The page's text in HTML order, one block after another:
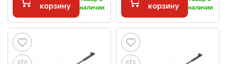
корзину
наличии
корзину
наличии